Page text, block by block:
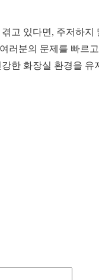
고 있다면, 주저하지
러분의 문제를 빠르
한 화장실 환경을 유